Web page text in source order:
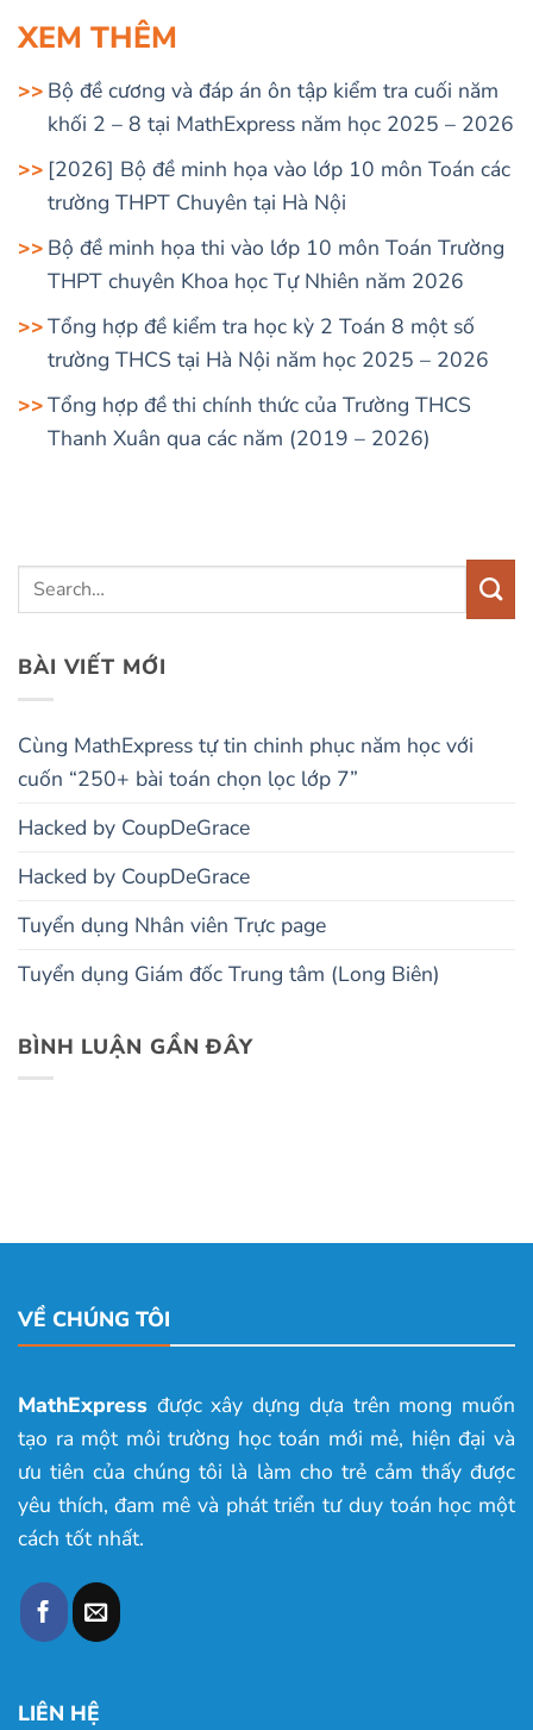
XEM THÊM
Bộ đề cương và đáp án ôn tập kiểm tra cuối năm
khối 2 – 8 tại MathExpress năm học 2025 – 2026
[2026] Bộ đề minh họa vào lớp 10 môn Toán các
trường THPT Chuyên tại Hà Nội
Bộ đề minh họa thi vào lớp 10 môn Toán Trường
THPT chuyên Khoa học Tự Nhiên năm 2026
Tổng hợp đề kiểm tra học kỳ 2 Toán 8 một số
trường THCS tại Hà Nội năm học 2025 – 2026
Tổng hợp đề thi chính thức của Trường THCS
Thanh Xuân qua các năm (2019 – 2026)
BÀI VIẾT MỚI
Cùng MathExpress tự tin chinh phục năm học với
cuốn “250+ bài toán chọn lọc lớp 7”
Hacked by CoupDeGrace
Hacked by CoupDeGrace
Tuyển dụng Nhân viên Trực page
Tuyển dụng Giám đốc Trung tâm (Long Biên)
BÌNH LUẬN GẦN ĐÂY
VỀ CHÚNG TÔI
MathExpress được xây dựng dựa trên mong muốn
tạo ra một môi trường học toán mới mẻ, hiện đại và
ưu tiên của chúng tôi là làm cho trẻ cảm thấy được
yêu thích, đam mê và phát triển tư duy toán học một
cách tốt nhất.
LIÊN HỆ